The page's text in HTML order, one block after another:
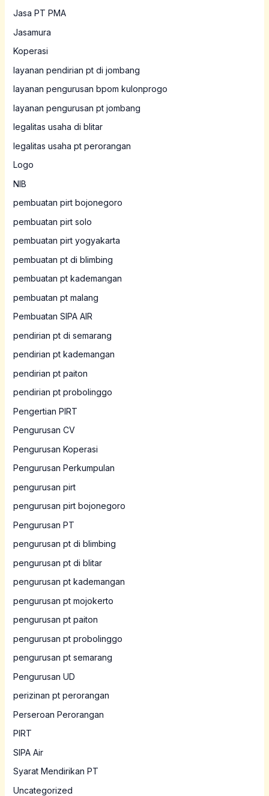
Jasa PT PMA
Jasamura
Koperasi
layanan pendirian pt di jombang
layanan pengurusan bpom kulonprogo
layanan pengurusan pt jombang
legalitas usaha di blitar
legalitas usaha pt perorangan
Logo
NIB
pembuatan pirt bojonegoro
pembuatan pirt solo
pembuatan pirt yogyakarta
pembuatan pt di blimbing
pembuatan pt kademangan
pembuatan pt malang
Pembuatan SIPA AIR
pendirian pt di semarang
pendirian pt kademangan
pendirian pt paiton
pendirian pt probolinggo
Pengertian PIRT
Pengurusan CV
Pengurusan Koperasi
Pengurusan Perkumpulan
pengurusan pirt
pengurusan pirt bojonegoro
Pengurusan PT
pengurusan pt di blimbing
pengurusan pt di blitar
pengurusan pt kademangan
pengurusan pt mojokerto
pengurusan pt paiton
pengurusan pt probolinggo
pengurusan pt semarang
Pengurusan UD
perizinan pt perorangan
Perseroan Perorangan
PIRT
SIPA Air
Syarat Mendirikan PT
Uncategorized